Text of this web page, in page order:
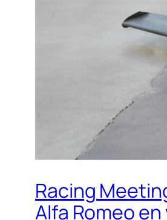
Racing
Alfa Romeo